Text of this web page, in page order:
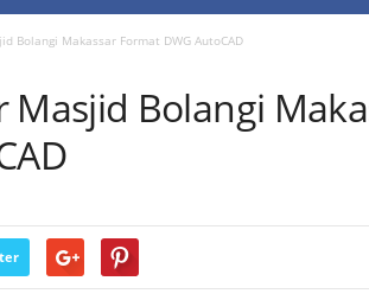
Bolangi Makassar Format DWG AutoCAD
Bolangi